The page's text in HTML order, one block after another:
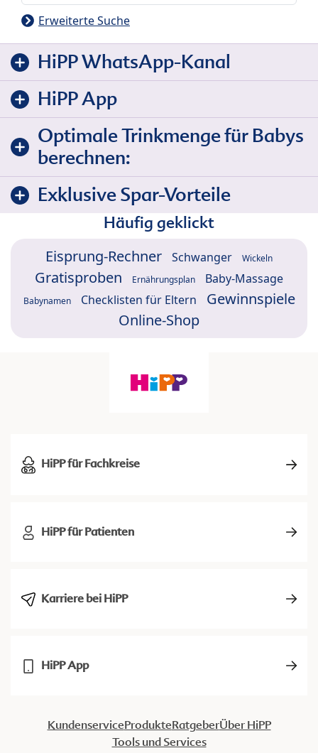
Erweiterte Suche
HiPP WhatsApp-Kanal
HiPP App
Optimale Trinkmenge für Babys
berechnen:
Exklusive Spar-Vorteile
Häufig geklickt
Eisprung-Rechner Schwanger Wickeln
Gratisproben Ernährungsplan Baby-Massage
Babynamen Checklisten für Eltern
Gewinnspiele
Online-Shop
HiPP für Fachkreise
HiPP für Patienten
Karriere bei HiPP
HiPP App
KundenserviceProdukteRatgeberÜber HiPP
Tools und Services